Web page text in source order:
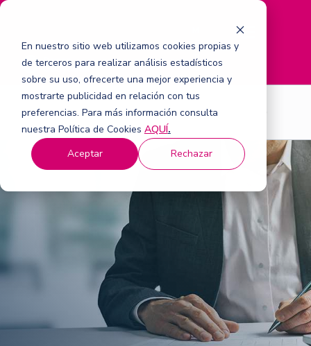
En nuestro sitio web utilizamos cookies propias y
de terceros para realizar análisis estadísticos
sobre su uso, ofrecerte una mejor experiencia y
mostrarte publicidad en relación con tus
preferencias. Para más información consulta
nuestra Política de Cookies AQUÍ.
Aceptar
Rechazar
e
ú
Para Empresas